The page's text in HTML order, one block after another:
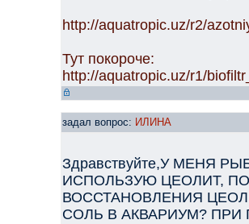
http://aquatropic.uz/r2/
Тут покороче:
http://aquatropic.uz/r1/
задал вопрос: ИЛИНА
Здравствуйте,У МЕНЯ
ИСПОЛЬЗУЮ ЦЕОЛИТ,
ВОССТАНОВЛЕНИЯ
СОЛЬ В АКВАРИУМ?